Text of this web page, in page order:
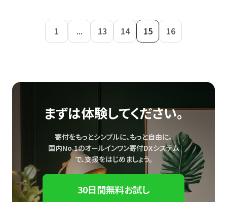
1 ... 13 14 15 16
まずは体験してください。
寄付をもっとシンプルに、もっと自由に。
国内No.1のオールインワン寄付DXシステム
で、支援をはじめましょう。
30日間無料お試し